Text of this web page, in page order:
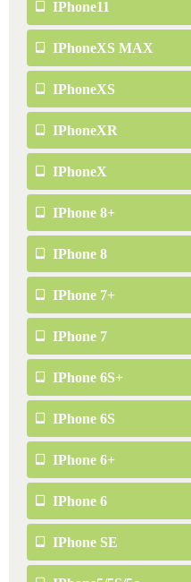
IPhone11
IPhoneXS MAX
IPhoneXS
IPhoneXR
IPhoneX
IPhone 8+
IPhone 8
IPhone 7+
IPhone 7
IPhone 6S+
IPhone 6S
IPhone 6+
IPhone 6
IPhone SE